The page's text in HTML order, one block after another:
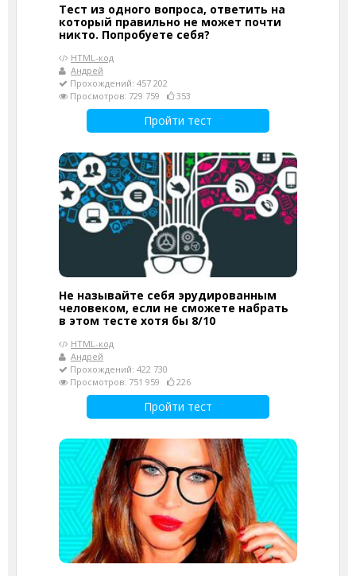
Тест из одного вопроса, ответить на
который правильно не может почти
никто. Попробуете себя?
HTML-код
Андрей
Прохождений: 457 202
Просмотров: 729 759
353
Пройти тест
Не называйте себя эрудированным
человеком, если не сможете набрать
в этом тесте хотя бы 8/10
HTML-код
Андрей
Прохождений: 422 730
Просмотров: 751 959
226
Пройти тест